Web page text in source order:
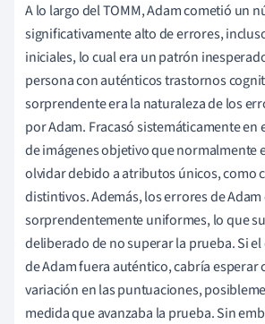
A lo largo del TOMM, Adam cometió un
significativamente alto de errores,
iniciales, lo cual era un patrón
persona con auténticos trastornos
sorprendente era la naturaleza de los
por Adam. Fracasó sistemáticamente
de imágenes objetivo que normalmente
olvidar debido a atributos únicos, como
distintivos. Además, los errores de Adam
sorprendentemente uniformes, lo que
deliberado de no superar la prueba. Si
de Adam fuera auténtico, cabría esperar
variación en las puntuaciones,
medida que avanzaba la prueba. Sin